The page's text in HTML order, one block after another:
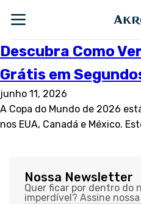
Descubra Como
Grátis em
junho 11, 2026
A Copa do Mundo de 2026
nos EUA, Canadá e México.
Nossa Newsletter
Quer ficar por dentro do
imperdível? Assine